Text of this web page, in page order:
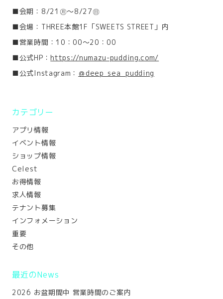
■会期：8/21㊊～8/27㊐
■会場：THREE本館1F「SWEETS STREET」内
■営業時間：10：00～20：00
■公式HP： https://numazu-pudding.com/
■公式Instagram： ＠deep_sea_pudding
カテゴリー
アプリ情報
イベント情報
ショップ情報
Celest
お得情報
求人情報
テナント募集
インフォメーション
重要
その他
最近のNews
2026 お盆期間中 営業時間のご案内